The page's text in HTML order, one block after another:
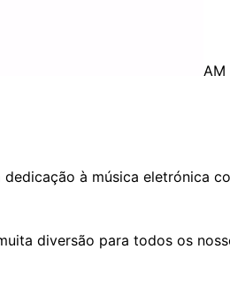
AM
à música eletrónica
diversão para todos os